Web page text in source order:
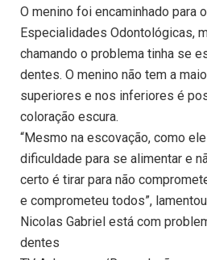
O menino foi encaminhado para
Especialidades Odontológicas,
chamando o problema tinha se
dentes. O menino não tem a
superiores e nos inferiores é
coloração escura.
“Mesmo na escovação, como
dificuldade para se alimentar e
certo é tirar para não
e comprometeu todos”,
Nicolas Gabriel está com
dentes